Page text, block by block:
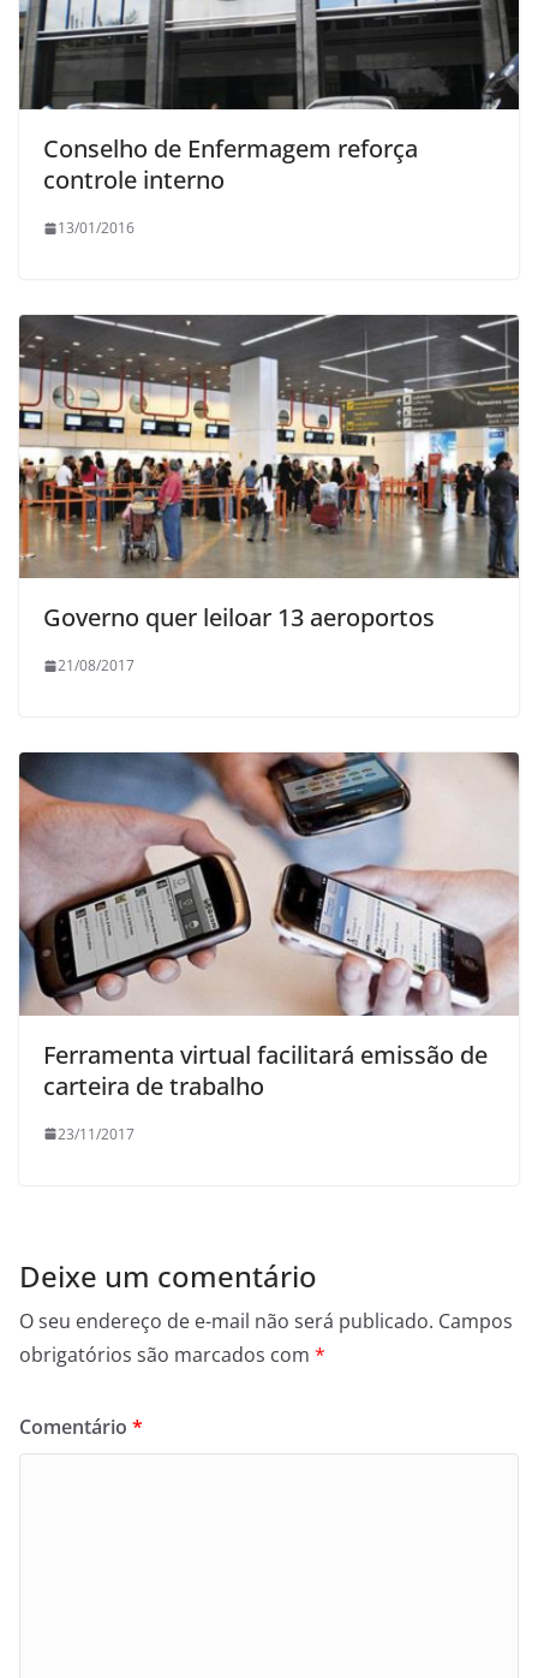
Conselho de Enfermagem reforça
controle interno
13/01/2016
Governo quer leiloar 13 aeroportos
21/08/2017
Ferramenta virtual facilitará emissão de
carteira de trabalho
23/11/2017
Deixe um comentário
O seu endereço de e-mail não será publicado. Campos
obrigatórios são marcados com *
Comentário *